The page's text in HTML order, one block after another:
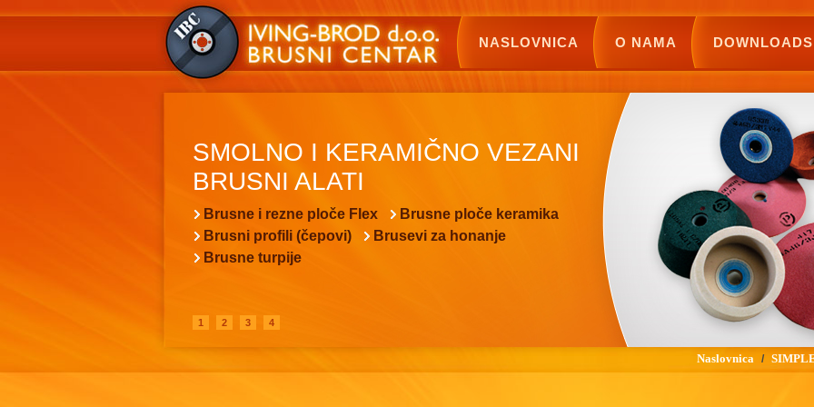
NASLOVNICA O NAMA DOWNLOADS
SMOLNO I KERAMIČNO VEZANI
BRUSNI ALATI
Brusne i rezne ploče Flex
Brusne ploče keramika
Brusni profili (čepovi)
Brusevi za honanje
Brusne turpije
1 2 3 4
Naslovnica /